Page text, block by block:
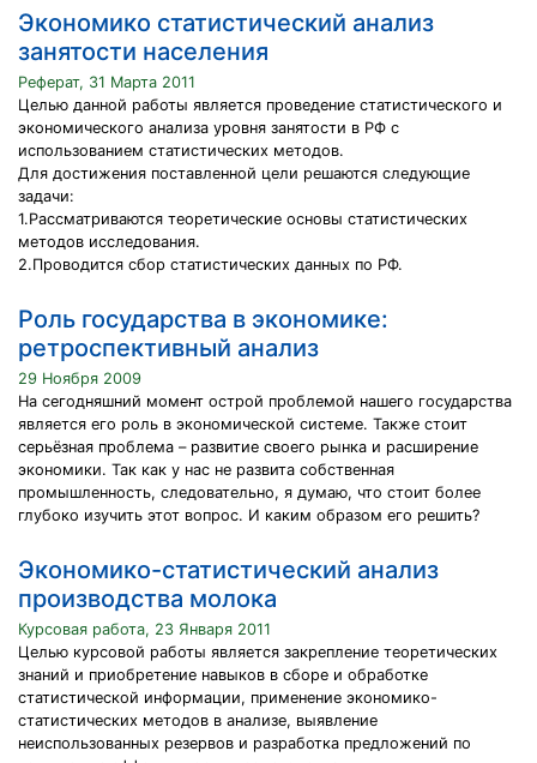
Экономико статистический анализ
занятости населения
Реферат, 31 Марта 2011
Целью данной работы является проведение статистического и
экономического анализа уровня занятости в РФ с
использованием статистических методов.
Для достижения поставленной цели решаются следующие
задачи:
1.Рассматриваются теоретические основы статистических
методов исследования.
2.Проводится сбор статистических данных по РФ.
Роль государства в экономике:
ретроспективный анализ
29 Ноября 2009
На сегодняшний момент острой проблемой нашего государства
является его роль в экономической системе. Также стоит
серьёзная проблема – развитие своего рынка и расширение
экономики. Так как у нас не развита собственная
промышленность, следовательно, я думаю, что стоит более
глубоко изучить этот вопрос. И каким образом его решить?
Экономико-статистический анализ
производства молока
Курсовая работа, 23 Января 2011
Целью курсовой работы является закрепление теоретических
знаний и приобретение навыков в сборе и обработке
статистической информации, применение экономико-
статистических методов в анализе, выявление
неиспользованных резервов и разработка предложений по